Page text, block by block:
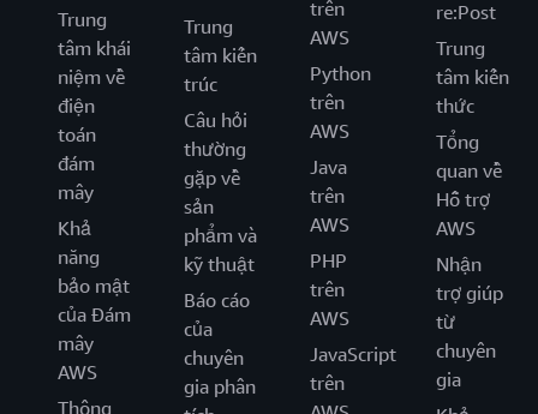
Trung
tâm khái
niệm về
điện
toán
đám
mây
Khả
năng
bảo mật
của Đám
mây
AWS
Thông
Trung
tâm kiến
trúc
Câu hỏi
thường
gặp về
sản
phẩm và
kỹ thuật
Báo cáo
của
chuyên
gia phân
trên
AWS
Python
trên
AWS
Java
trên
AWS
PHP
trên
AWS
JavaScript
trên
re:Post
Trung
tâm kiến
thức
Tổng
quan về
Hỗ trợ
AWS
Nhận
trợ giúp
từ
chuyên
gia